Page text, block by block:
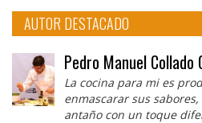
AUTOR DESTACADO
Pedro Manuel Collado
La cocina para mi es
enmascarar sus
antaño con un toque